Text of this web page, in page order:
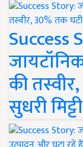
Success
की
सुधरी